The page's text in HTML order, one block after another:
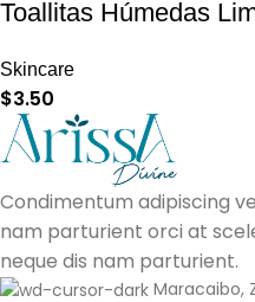
Toallitas Húmedas
Skincare
$3.50
Condimentum adipiscing
nam parturient orci at
neque dis nam parturient.
Maracaibo,